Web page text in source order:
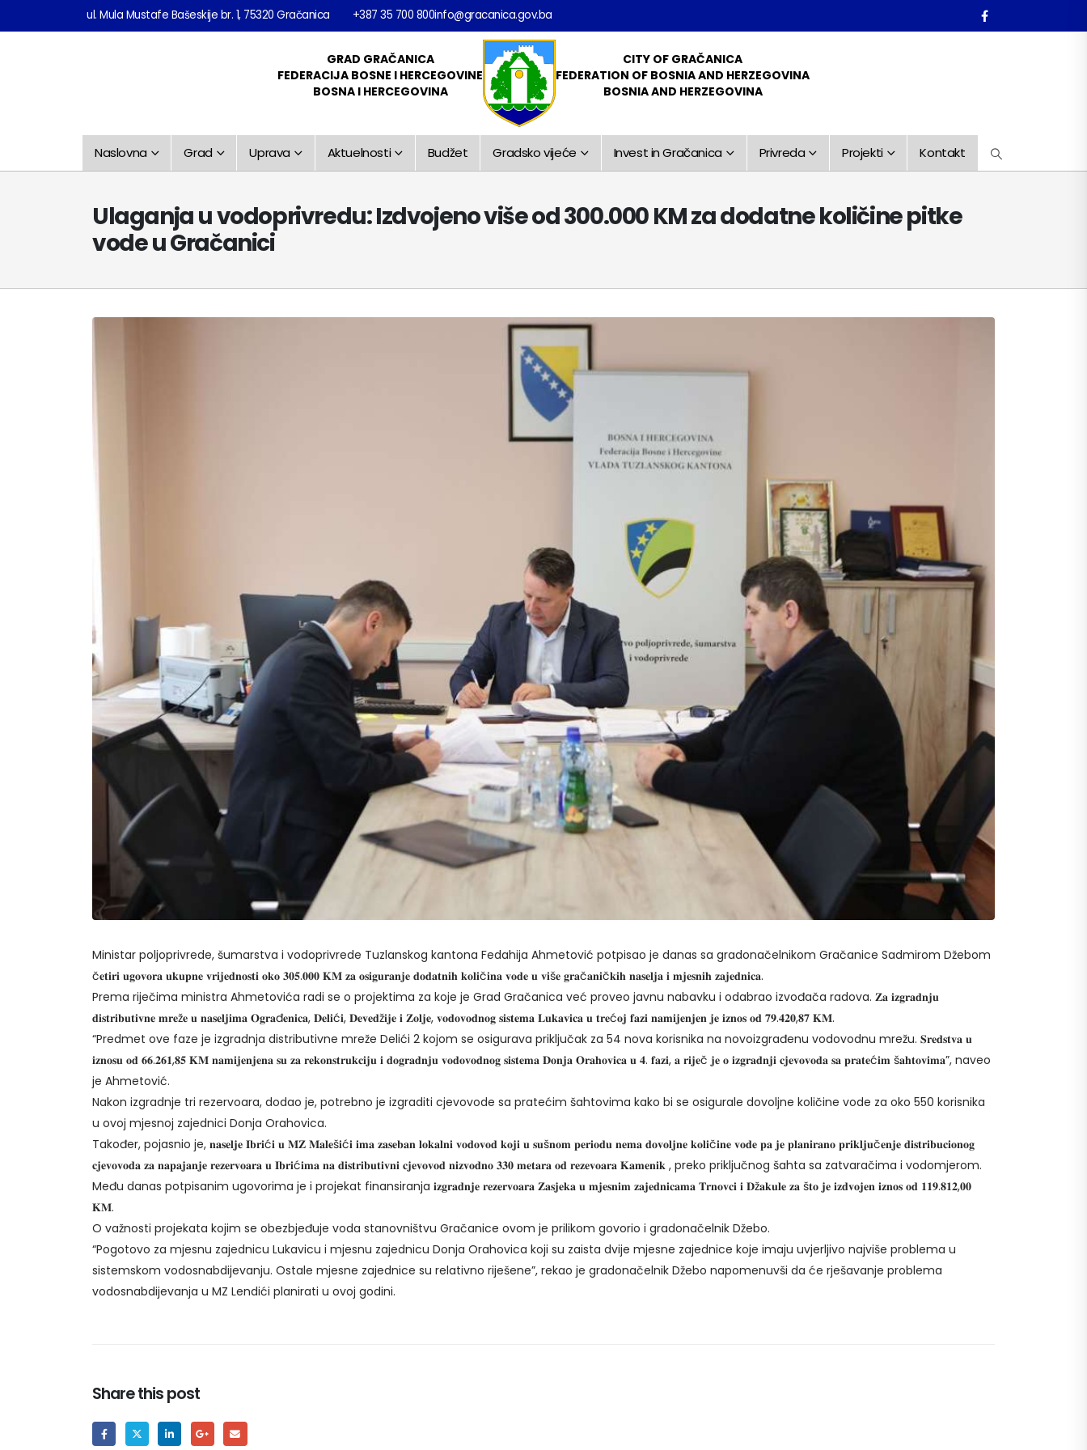
ul. Mula Mustafe Bašeskije br. 1, 75320 Gračanica +387 35 700 800info@gracanica.gov.ba
GRAD GRAČANICA
FEDERACIJA BOSNE I HERCEGOVINE
BOSNA I HERCEGOVINA
CITY OF GRAČANICA
FEDERATION OF BOSNIA AND HERZEGOVINA
BOSNIA AND HERZEGOVINA
Naslovna Grad Uprava Aktuelnosti Budžet Gradsko vijeće Invest in Gračanica Privreda Projekti Kontakt
Ulaganja u vodoprivredu: Izdvojeno više od 300.000 KM za dodatne količine pitke
vode u Gračanici
Ministar poljoprivrede, šumarstva i vodoprivrede Tuzlanskog kantona Fedahija Ahmetović potpisao je danas sa gradonačelnikom Gračanice Sadmirom Džebom
č𝐞𝐭𝐢𝐫𝐢 𝐮𝐠𝐨𝐯𝐨𝐫𝐚 𝐮𝐤𝐮𝐩𝐧𝐞 𝐯𝐫𝐢𝐣𝐞𝐝𝐧𝐨𝐬𝐭𝐢 𝐨𝐤𝐨 𝟑𝟎𝟓.𝟎𝟎𝟎 𝐊𝐌 𝐳𝐚 𝐨𝐬𝐢𝐠𝐮𝐫𝐚𝐧𝐣𝐞 𝐝𝐨𝐝𝐚𝐭𝐧𝐢𝐡 𝐤𝐨𝐥𝐢č𝐢𝐧𝐚 𝐯𝐨𝐝𝐞 𝐮 𝐯𝐢š𝐞 𝐠𝐫𝐚č𝐚𝐧𝐢č𝐤𝐢𝐡 𝐧𝐚𝐬𝐞𝐥𝐣𝐚 𝐢 𝐦𝐣𝐞𝐬𝐧𝐢𝐡 𝐳𝐚𝐣𝐞𝐝𝐧𝐢𝐜𝐚.
Prema riječima ministra Ahmetovića radi se o projektima za koje je Grad Gračanica već proveo javnu nabavku i odabrao izvođača radova. 𝐙𝐚 𝐢𝐳𝐠𝐫𝐚𝐝𝐧𝐣𝐮
𝐝𝐢𝐬𝐭𝐫𝐢𝐛𝐮𝐭𝐢𝐯𝐧𝐞 𝐦𝐫𝐞ž𝐞 𝐮 𝐧𝐚𝐬𝐞𝐥𝐣𝐢𝐦𝐚 𝐎𝐠𝐫𝐚đ𝐞𝐧𝐢𝐜𝐚, 𝐃𝐞𝐥𝐢ć𝐢, 𝐃𝐞𝐯𝐞𝐝ž𝐢𝐣𝐞 𝐢 𝐙𝐨𝐥𝐣𝐞, 𝐯𝐨𝐝𝐨𝐯𝐨𝐝𝐧𝐨𝐠 𝐬𝐢𝐬𝐭𝐞𝐦𝐚 𝐋𝐮𝐤𝐚𝐯𝐢𝐜𝐚 𝐮 𝐭𝐫𝐞ć𝐨𝐣 𝐟𝐚𝐳𝐢 𝐧𝐚𝐦𝐢𝐣𝐞𝐧𝐣𝐞𝐧 𝐣𝐞 𝐢𝐳𝐧𝐨𝐬 𝐨𝐝 𝟕𝟗.𝟒𝟐𝟎,𝟖𝟕 𝐊𝐌.
“Predmet ove faze je izgradnja distributivne mreže Delići 2 kojom se osigurava priključak za 54 nova korisnika na novoizgrađenu vodovodnu mrežu. 𝐒𝐫𝐞𝐝𝐬𝐭𝐯𝐚 𝐮
𝐢𝐳𝐧𝐨𝐬𝐮 𝐨𝐝 𝟔𝟔.𝟐𝟔𝟏,𝟖𝟓 𝐊𝐌 𝐧𝐚𝐦𝐢𝐣𝐞𝐧𝐣𝐞𝐧𝐚 𝐬𝐮 𝐳𝐚 𝐫𝐞𝐤𝐨𝐧𝐬𝐭𝐫𝐮𝐤𝐜𝐢𝐣𝐮 𝐢 𝐝𝐨𝐠𝐫𝐚𝐝𝐧𝐣𝐮 𝐯𝐨𝐝𝐨𝐯𝐨𝐝𝐧𝐨𝐠 𝐬𝐢𝐬𝐭𝐞𝐦𝐚 𝐃𝐨𝐧𝐣𝐚 𝐎𝐫𝐚𝐡𝐨𝐯𝐢𝐜𝐚 𝐮 𝟒. 𝐟𝐚𝐳𝐢, 𝐚 𝐫𝐢𝐣𝐞č 𝐣𝐞 𝐨 𝐢𝐳𝐠𝐫𝐚𝐝𝐧𝐣𝐢 𝐜𝐣𝐞𝐯𝐨𝐯𝐨𝐝𝐚 𝐬𝐚 𝐩𝐫𝐚𝐭𝐞ć𝐢𝐦 š𝐚𝐡𝐭𝐨𝐯𝐢𝐦𝐚”, naveo
je Ahmetović.
Nakon izgradnje tri rezervoara, dodao je, potrebno je izgraditi cjevovode sa pratećim šahtovima kako bi se osigurale dovoljne količine vode za oko 550 korisnika
u ovoj mjesnoj zajednici Donja Orahovica.
Također, pojasnio je, 𝐧𝐚𝐬𝐞𝐥𝐣𝐞 𝐈𝐛𝐫𝐢ć𝐢 𝐮 𝐌𝐙 𝐌𝐚𝐥𝐞š𝐢ć𝐢 𝐢𝐦𝐚 𝐳𝐚𝐬𝐞𝐛𝐚𝐧 𝐥𝐨𝐤𝐚𝐥𝐧𝐢 𝐯𝐨𝐝𝐨𝐯𝐨𝐝 𝐤𝐨𝐣𝐢 𝐮 𝐬𝐮š𝐧𝐨𝐦 𝐩𝐞𝐫𝐢𝐨𝐝𝐮 𝐧𝐞𝐦𝐚 𝐝𝐨𝐯𝐨𝐥𝐣𝐧𝐞 𝐤𝐨𝐥𝐢č𝐢𝐧𝐞 𝐯𝐨𝐝𝐞 𝐩𝐚 𝐣𝐞 𝐩𝐥𝐚𝐧𝐢𝐫𝐚𝐧𝐨 𝐩𝐫𝐢𝐤𝐥𝐣𝐮č𝐞𝐧𝐣𝐞 𝐝𝐢𝐬𝐭𝐫𝐢𝐛𝐮𝐜𝐢𝐨𝐧𝐨𝐠
𝐜𝐣𝐞𝐯𝐨𝐯𝐨𝐝𝐚 𝐳𝐚 𝐧𝐚𝐩𝐚𝐣𝐚𝐧𝐣𝐞 𝐫𝐞𝐳𝐞𝐫𝐯𝐨𝐚𝐫𝐚 𝐮 𝐈𝐛𝐫𝐢ć𝐢𝐦𝐚 𝐧𝐚 𝐝𝐢𝐬𝐭𝐫𝐢𝐛𝐮𝐭𝐢𝐯𝐧𝐢 𝐜𝐣𝐞𝐯𝐨𝐯𝐨𝐝 𝐧𝐢𝐳𝐯𝐨𝐝𝐧𝐨 𝟑𝟑𝟎 𝐦𝐞𝐭𝐚𝐫𝐚 𝐨𝐝 𝐫𝐞𝐳𝐞𝐯𝐨𝐚𝐫𝐚 𝐊𝐚𝐦𝐞𝐧𝐢𝐤 , preko priključnog šahta sa zatvaračima i vodomjerom.
Među danas potpisanim ugovorima je i projekat finansiranja 𝐢𝐳𝐠𝐫𝐚𝐝𝐧𝐣𝐞 𝐫𝐞𝐳𝐞𝐫𝐯𝐨𝐚𝐫𝐚 𝐙𝐚𝐬𝐣𝐞𝐤𝐚 𝐮 𝐦𝐣𝐞𝐬𝐧𝐢𝐦 𝐳𝐚𝐣𝐞𝐝𝐧𝐢𝐜𝐚𝐦𝐚 𝐓𝐫𝐧𝐨𝐯𝐜𝐢 𝐢 𝐃ž𝐚𝐤𝐮𝐥𝐞 𝐳𝐚 š𝐭𝐨 𝐣𝐞 𝐢𝐳𝐝𝐯𝐨𝐣𝐞𝐧 𝐢𝐳𝐧𝐨𝐬 𝐨𝐝 𝟏𝟏𝟗.𝟖𝟏𝟐,𝟎𝟎
𝐊𝐌.
O važnosti projekata kojim se obezbjeđuje voda stanovništvu Gračanice ovom je prilikom govorio i gradonačelnik Džebo.
“Pogotovo za mjesnu zajednicu Lukavicu i mjesnu zajednicu Donja Orahovica koji su zaista dvije mjesne zajednice koje imaju uvjerljivo najviše problema u
sistemskom vodosnabdijevanju. Ostale mjesne zajednice su relativno riješene”, rekao je gradonačelnik Džebo napomenuvši da će rješavanje problema
vodosnabdijevanja u MZ Lendići planirati u ovoj godini.
Share this post